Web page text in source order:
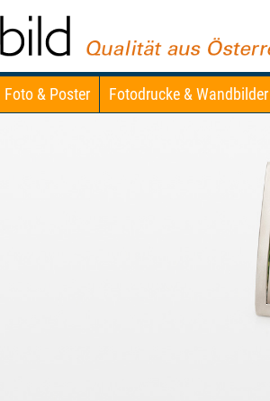
Foto & Poster Fotodrucke & Wandbilder